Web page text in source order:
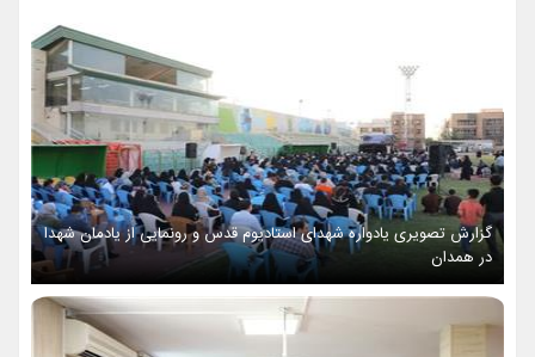
گزارش تصویری یادواره شهدای استادیوم قدس و رونمایی از یادمان شهدا
در همدان